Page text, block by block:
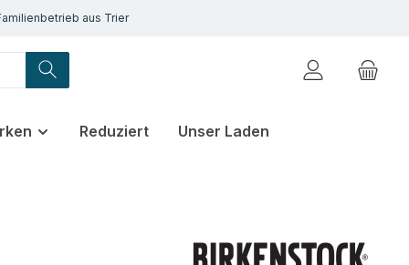
aus Trier
Reduziert Unser Laden